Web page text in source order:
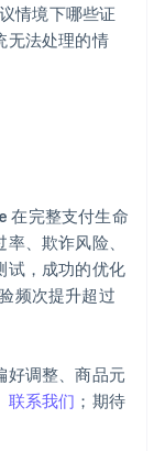
情境下哪些证
无法处理的情
在完整支付生命
、欺诈风险、
试，成功的优化
频次提升超过
好调整、商品元
联系我们 ；期待